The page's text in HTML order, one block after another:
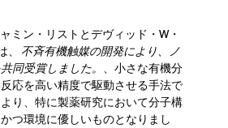
ミン・リストとデヴィッド・W・
不斉有機触媒の開発により、ノ
同受賞しました。 、小さな有機分
応を高い精度で駆動させる手法で
り、特に製薬研究において分子構
つ環境に優しいものとなりまし